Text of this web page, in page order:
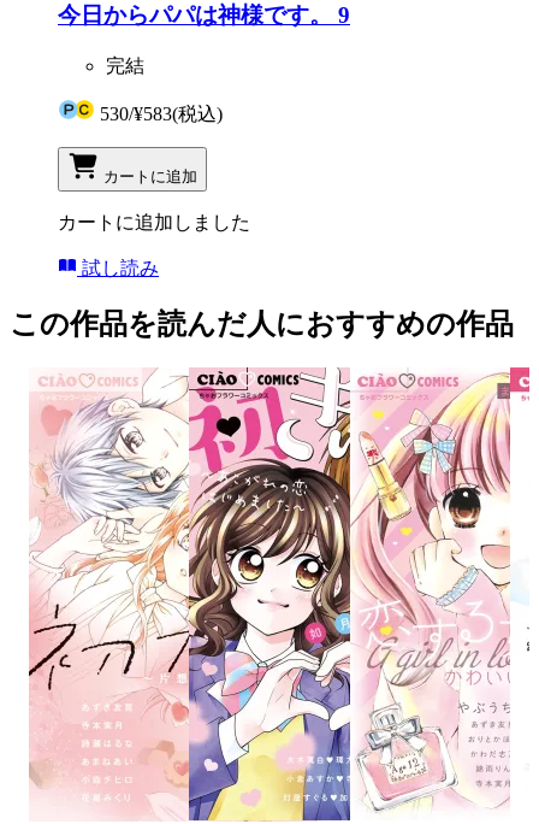
今日からパパは神様です。 9
完結
530/¥583(税込)
カートに追加
カートに追加しました
試し読み
この作品を読んだ人におすすめの作品